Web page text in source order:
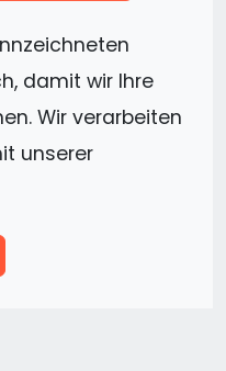
damit wir Ihre
Wir verarbeiten
unserer